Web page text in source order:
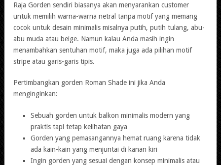
Raja Gorden sendiri biasanya akan menyarankan customer
untuk memilih warna-warna netral tanpa motif yang memang
cocok untuk desain minimalis misalnya putih, putih tulang, abu-
abu muda atau beige. Namun kalau Anda masih ingin
menambahkan sentuhan motif, maka juga ada pilihan motif
stripe atau garis-garis tipis.
Pertimbangkan gorden Roman Shade ini jika Anda
menginginkan:
Sebuah gorden untuk balkon minimalis modern yang
praktis tapi tetap kelihatan gaya
Gorden yang pemasangannya hemat ruang karena tidak
ada kain-kain yang menjuntai di kanan kiri
Ingin gorden yang sesuai dengan konsep minimalis atau